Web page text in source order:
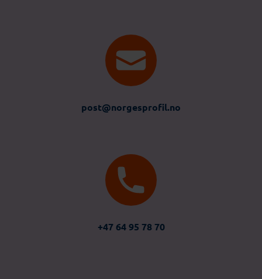
post@norgesprofil.no
+47 64 95 78 70